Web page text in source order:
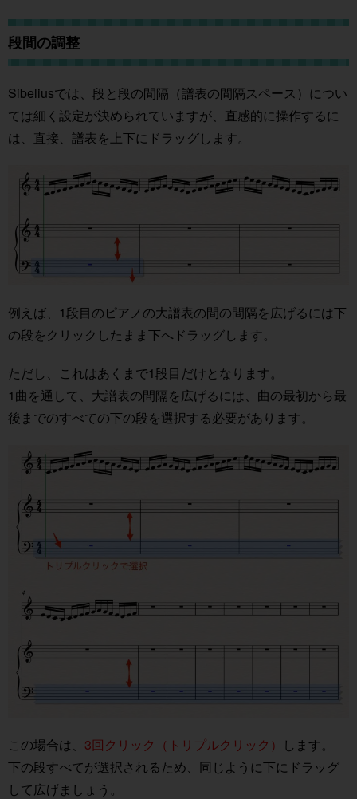
段間の調整
Sibeliusでは、段と段の間隔（譜表の間隔スペース）につい
ては細く設定が決められていますが、直感的に操作するに
は、直接、譜表を上下にドラッグします。
例えば、1段目のピアノの大譜表の間の間隔を広げるには下
の段をクリックしたまま下へドラッグします。
ただし、これはあくまで1段目だけとなります。
1曲を通して、大譜表の間隔を広げるには、曲の最初から最
後までのすべての下の段を選択する必要があります。
この場合は、 3回クリック（トリプルクリック） します。
下の段すべてが選択されるため、同じように下にドラッグ
して広げましょう。